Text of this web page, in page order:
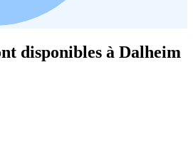
disponibles à Dalheim